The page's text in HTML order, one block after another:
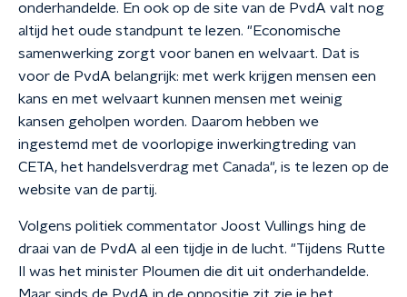
onderhandelde. En ook op de site van de PvdA valt nog
altijd het oude standpunt te lezen. "Economische
samenwerking zorgt voor banen en welvaart. Dat is
voor de PvdA belangrijk: met werk krijgen mensen een
kans en met welvaart kunnen mensen met weinig
kansen geholpen worden. Daarom hebben we
ingestemd met de voorlopige inwerkingtreding van
CETA, het handelsverdrag met Canada", is te lezen op de
website van de partij.
Volgens politiek commentator Joost Vullings hing de
draai van de PvdA al een tijdje in de lucht. "Tijdens Rutte
II was het minister Ploumen die dit uit onderhandelde.